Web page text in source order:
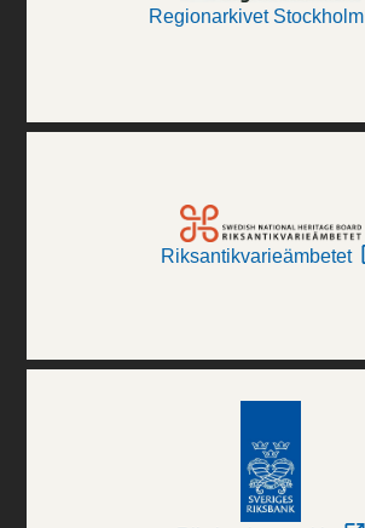
Regionarkivet Stockholm
Riksantikvarieämbetet